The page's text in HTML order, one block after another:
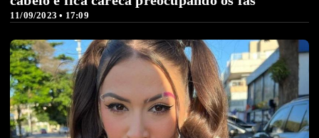
11/09/2023 • 17:09